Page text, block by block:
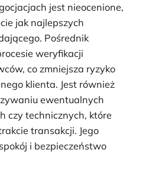
jest nieocenione,
jak najlepszych
Pośrednik
weryfikacji
co zmniejsza ryzyko
klienta. Jest również
ewentualnych
czy technicznych, które
transakcji. Jego
i bezpieczeństwo